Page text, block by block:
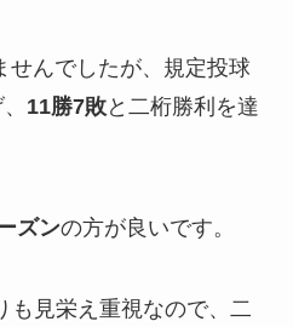
せんでしたが、規定投球
11勝7敗と二桁勝利を達
ズンの方が良いです。
も見栄え重視なので、二